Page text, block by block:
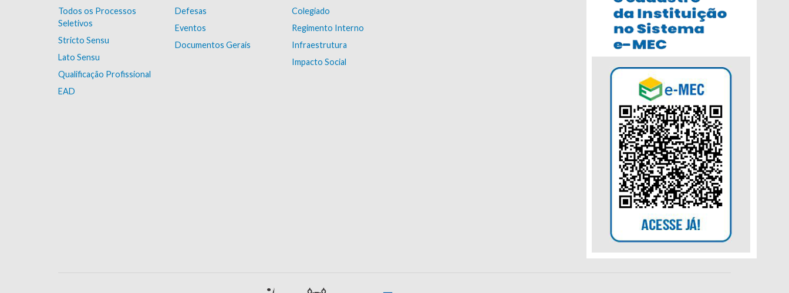
Todos os Processos
Seletivos
Stricto Sensu
Lato Sensu
Qualificação Profissional
EAD
Defesas
Eventos
Documentos Gerais
Colegiado
Regimento Interno
Infraestrutura
Impacto Social